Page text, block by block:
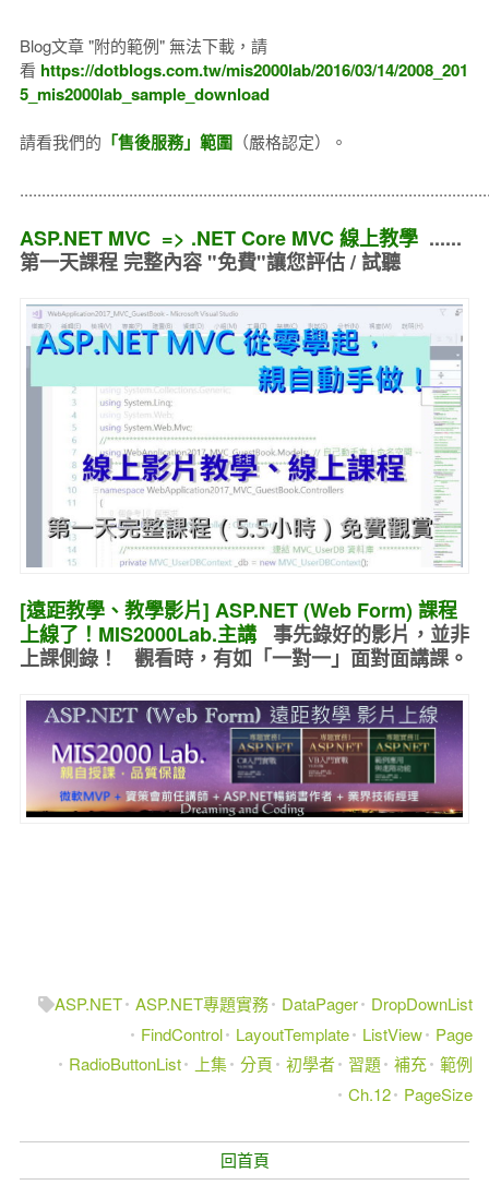
Blog文章 "附的範例" 無法下載，請
看 https://dotblogs.com.tw/mis2000lab/2016/03/14/2008_201
5_mis2000lab_sample_download
請看我們的 「售後服務」範圍（嚴格認定）。
ASP.NET MVC => .NET Core MVC 線上教學......
第一天課程 完整內容 "免費"讓您評估 / 試聽
[遠距教學、教學影片] ASP.NET (Web Form) 課程
上線了！MIS2000Lab.主講 事先錄好的影片，並非
上課側錄！ 觀看時，有如 「一對一」面對面講課。
ASP.NET ASP.NET專題實務 DataPager
DropDownList
FindControl
LayoutTemplate ListView
Page
RadioButtonList
上集 分頁 初學者 習題 補充 範例
Ch.12
PageSize
回首頁